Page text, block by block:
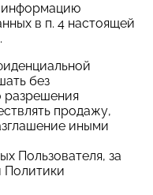
информацию
в п. 4 настоящей
без
разрешения
продажу,
иными
Пользователя, за
Политики